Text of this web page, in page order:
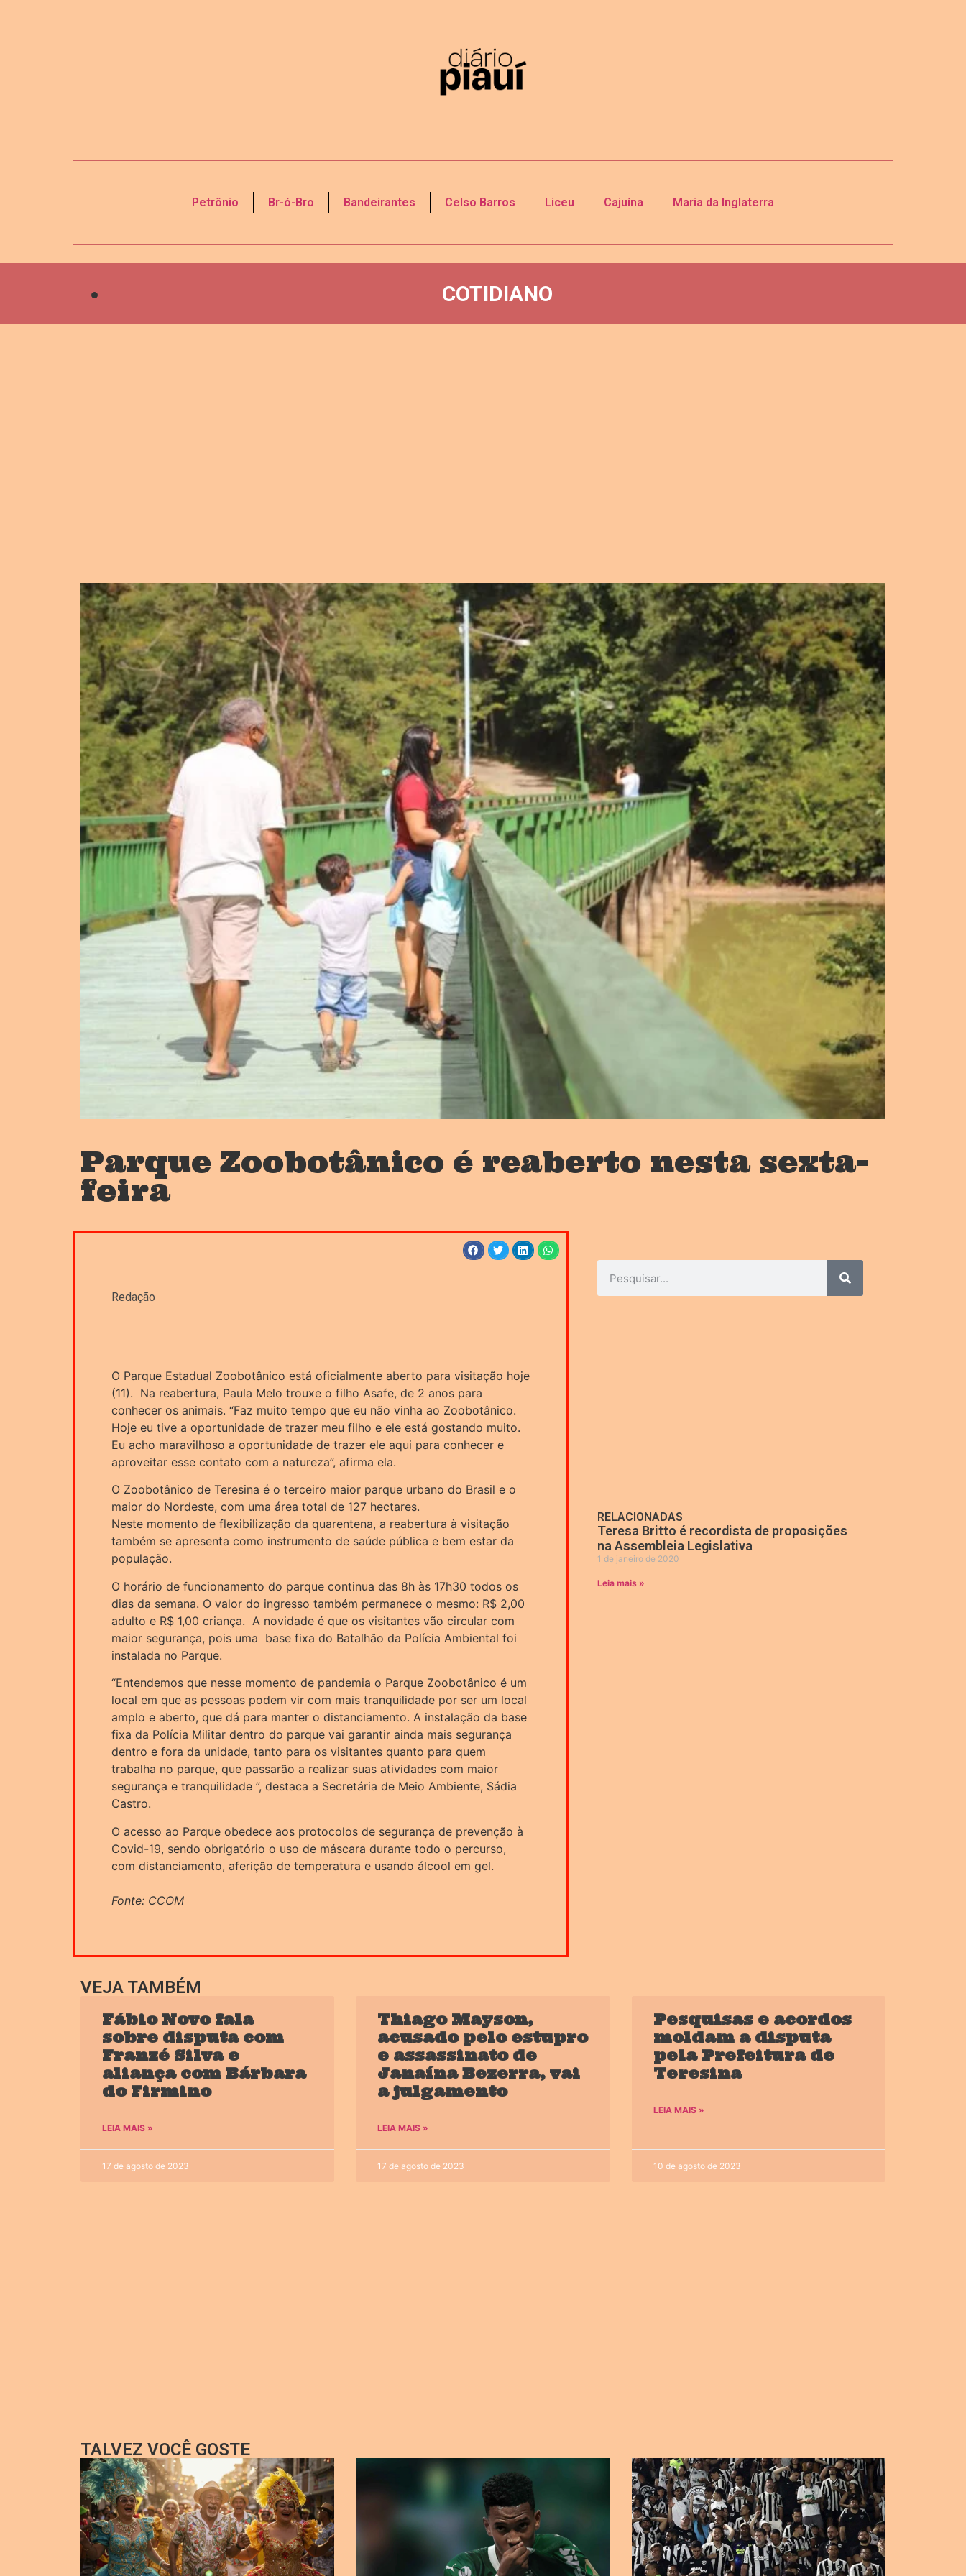
Petrônio Br-ó-Bro Bandeirantes Celso Barros Liceu Cajuína Maria da Inglaterra
COTIDIANO
Parque Zoobotânico é reaberto nesta sexta-
feira
Redação
O Parque Estadual Zoobotânico está oficialmente aberto para visitação hoje
(11). Na reabertura, Paula Melo trouxe o filho Asafe, de 2 anos para
conhecer os animais. “Faz muito tempo que eu não vinha ao Zoobotânico.
Hoje eu tive a oportunidade de trazer meu filho e ele está gostando muito.
Eu acho maravilhoso a oportunidade de trazer ele aqui para conhecer e
aproveitar esse contato com a natureza”, afirma ela.
O Zoobotânico de Teresina é o terceiro maior parque urbano do Brasil e o
maior do Nordeste, com uma área total de 127 hectares.
Neste momento de flexibilização da quarentena, a reabertura à visitação
também se apresenta como instrumento de saúde pública e bem estar da
população.
O horário de funcionamento do parque continua das 8h às 17h30 todos os
dias da semana. O valor do ingresso também permanece o mesmo: R$ 2,00
adulto e R$ 1,00 criança. A novidade é que os visitantes vão circular com
maior segurança, pois uma base fixa do Batalhão da Polícia Ambiental foi
instalada no Parque.
“Entendemos que nesse momento de pandemia o Parque Zoobotânico é um
local em que as pessoas podem vir com mais tranquilidade por ser um local
amplo e aberto, que dá para manter o distanciamento. A instalação da base
fixa da Polícia Militar dentro do parque vai garantir ainda mais segurança
dentro e fora da unidade, tanto para os visitantes quanto para quem
trabalha no parque, que passarão a realizar suas atividades com maior
segurança e tranquilidade ”, destaca a Secretária de Meio Ambiente, Sádia
Castro.
O acesso ao Parque obedece aos protocolos de segurança de prevenção à
Covid-19, sendo obrigatório o uso de máscara durante todo o percurso,
com distanciamento, aferição de temperatura e usando álcool em gel.
Fonte: CCOM
RELACIONADAS
Teresa Britto é recordista de proposições
na Assembleia Legislativa
1 de janeiro de 2020
Leia mais »
VEJA TAMBÉM
Fábio Novo fala
sobre disputa com
Franzé Silva e
aliança com Bárbara
do Firmino
LEIA MAIS »
17 de agosto de 2023
Thiago Mayson,
acusado pelo estupro
e assassinato de
Janaína Bezerra, vai
a julgamento
LEIA MAIS »
17 de agosto de 2023
Pesquisas e acordos
moldam a disputa
pela Prefeitura de
Teresina
LEIA MAIS »
10 de agosto de 2023
TALVEZ VOCÊ GOSTE